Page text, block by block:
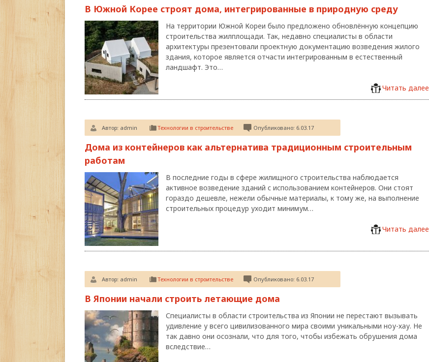
В Южной Корее строят дома, интегрированные в природную среду
На территории Южной Кореи было предложено обновлённую концепцию
строительства жилплощади. Так, недавно специалисты в области
архитектуры презентовали проектную документацию возведения жилого
здания, которое является отчасти интегрированным в естественный
ландшафт. Это…
Читать далее
Автор: admin Технологии в строительстве Опубликовано: 6.03.17
Дома из контейнеров как альтернатива традиционным строительным
работам
В последние годы в сфере жилищного строительства наблюдается
активное возведение зданий с использованием контейнеров. Они стоят
гораздо дешевле, нежели обычные материалы, к тому же, на выполнение
строительных процедур уходит минимум…
Читать далее
Автор: admin Технологии в строительстве Опубликовано: 6.03.17
В Японии начали строить летающие дома
Специалисты в области строительства из Японии не перестают вызывать
удивление у всего цивилизованного мира своими уникальными ноу-хау. Не
так давно они осознали, что для того, чтобы избежать обрушения дома
вследствие…